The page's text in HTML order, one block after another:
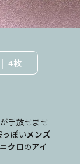
4枚
手放せませ
っぽいメンズ
クロのアイ